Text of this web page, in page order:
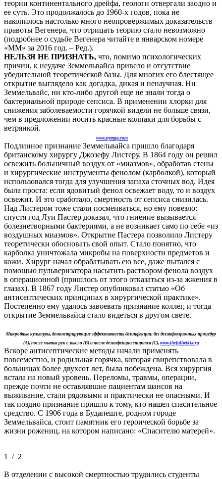
теории континентального дрейфа, геологи отвергали заодно и
ее суть. Это продолжалось до 1960-х годов, пока не
накопилось настолько много неопровержимых доказательств
правоты Вегенера, что отрицать теорию стало невозможно
(подробнее о судьбе Вегенера читайте в январском номере
«ММ» за 2016 год. – Ред.).
НЕЛЬЗЯ НЕ ПРИЗНАТЬ, что, помимо психологических
причин, к неудаче Земмельвайса привело и отсутствие
убедительной теоретической базы. Для многих его блестящее
открытие выглядело как догадка, дикая и ненаучная. Ни
Земмельвайс, ни кто-либо другой еще не знали тогда о
бактериальной природе сепсиса. В применении хлорки для
снижения заболеваемости горячкой видели не больше связи,
чем в предложении носить красные колпаки для борьбы с
ветрянкой.
www.nymag.com
Подлинное признание Земмельвайса пришло благодаря
британскому хирургу Джозефу Листеру. В 1864 году он решил
освежить больничный воздух от «миазмов», обработав стены
и хирургические инструменты фенолом (карболкой), который
использовался тогда для улучшения запаха сточных вод. Идея
была проста: если ядовитый фенол освежает воду, то и воздух
освежит. И это сработало, смертность от сепсиса снизилась.
Над Листером тоже стали посмеиваться, но ему повезло:
спустя год Луи Пастер доказал, что гниение вызывается
болезнетворными бактериями, а не возникает само по себе «из
воздушных миазмов». Открытие Пастера позволило Листеру
теоретически обосновать свой опыт. Стало понятно, что
карболка уничтожала микробы на поверхности предметов и
кожи. Хирург начал обрабатывать ею все, даже пытался с
помощью пульверизатора насытить раствором фенола воздух
в операционной (пришлось от этого отказаться из-за жжения в
глазах). В 1867 году Листер опубликовал статью «Об
антисептических принципах в хирургической практике».
Постепенно ему удалось завоевать признание коллег, и тогда
открытие Земмельвайса стало видеться в другом свете.
Микробные культуры, демонстрирующие эффективность дезинфекции: без дезинфекционных процедур
(А), после мытья рук с мысло (В) и после дезинфекции спиртом (С), www.thefullwiki.org
Вскоре антисептические методы начали применять
повсеместно, и родильная горячка, которая свирепствовала в
больницах более двухсот лет, была побеждена. Вся хирургия
встала на новый уровень. Переломы, травмы, операции,
прежде почти не оставлявшие пациентам шансов на
выживание, стали рядовыми и практически не опасными. И
так поздно признание пришло к тому, кто нашел спасительное
средство. С 1906 года в Будапеште, родном городе
Земмельвайса, стоит памятник его героической борьбе за
жизни рожениц, на котором написано: «Спасителю матерей».
1 / 2
В отделении с высокой смертностью трудились студенты